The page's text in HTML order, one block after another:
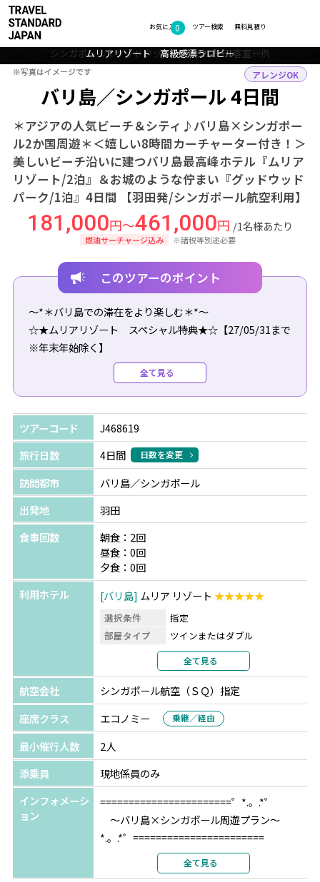
お気に入り
0 無料見積り
ツアー検索
アジア インドネシア・シンガポール バリ島・シンガポール
バリ島／シンガポール 4日間
＊アジアの人気ビーチ＆シティ♪バリ島×シンガポー
ル2か国周遊＊＜嬉しい8時間カーチャーター付き！＞
美しいビーチ沿いに建つバリ島最高峰ホテル『ムリア
リゾート/2泊』＆お城のような佇まい『グッドウッド
パーク/1泊』4日間 【羽田発/シンガポール航空利用】
アレンジOK
181,000円～461,000円 /1名様あたり
燃油サーチャージ込み ※諸税等別途必要
シンガポール：グッドウッド パーク ホテル 外観
シンガポール：グッドウッド パーク ホテル 客室一例
ムリアリゾート オーシャンプール
ムリアリゾート 高級感漂うロビー
ムリアリゾート お部屋イメージ
フォトギャラリー
※写真はイメージです
※写真はイメージです
このツアーのポイント
～*＊バリ島での滞在をより楽しむ＊*～
☆★ムリアリゾート スペシャル特典★☆【27/05/31まで
※年末年始除く】
3泊特典：「Table8」でのランチ1回付♪
4泊特典：3泊特典+「The Cafe」でのディナー1回付♪
全て見る
ツアーコード
J468619
旅行日数
4日間 日数を変更
訪問都市
バリ島／シンガポール
出発地
羽田
食事回数
朝食：2回
昼食：0回
夕食：0回
利用ホテル
バリ島 ムリア リゾート ★★★★★
選択条件
指定
部屋タイプ
ツインまたはダブル
2名1室利用
部屋カテゴリ
ムリアグレンジャー
シンガポール グッドウッド パーク ホテル
★★★★★
選択条件
指定
部屋タイプ
利用形態
部屋カテゴリ
指定なし
全て見る
航空会社
シンガポール航空（ＳＱ）指定
座席クラス
エコノミー 乗継／経由
最小催行人数
2人
添乗員
現地係員のみ
インフォメーシ
ョン
=======================゜*.。.*゜
～バリ島×シンガポール周遊プラン～
*.。.*゜=======================
人気ビーチリゾート『バリ島』でゆっくりし
全て見る